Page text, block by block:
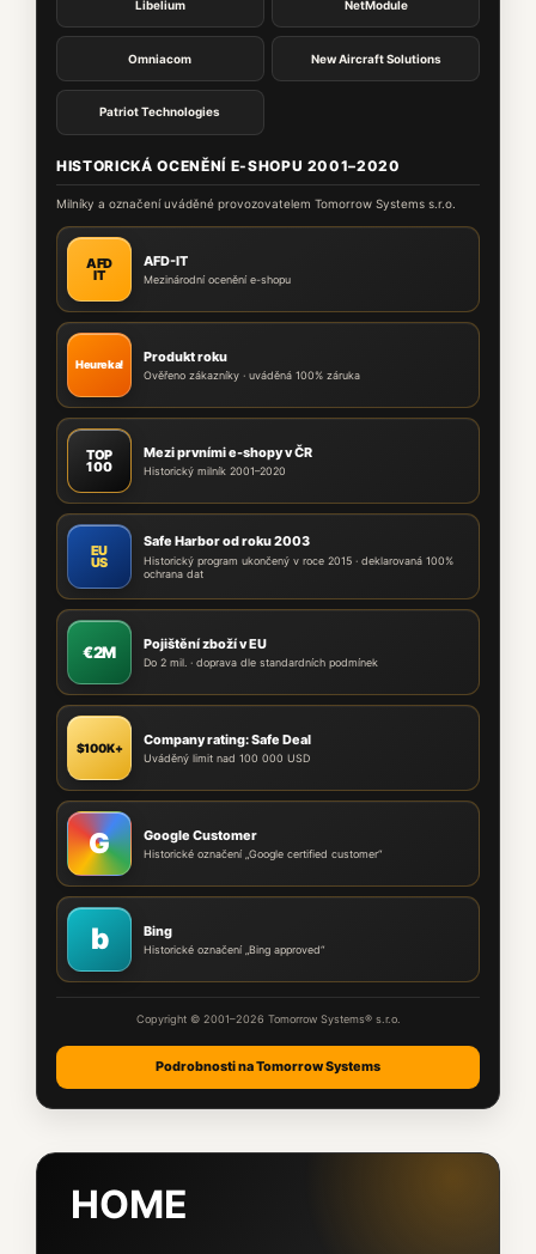
Libelium NetModule
Omniacom New Aircraft Solutions
Patriot Technologies
HISTORICKÁ OCENĚNÍ E-SHOPU 2001–2020
Milníky a označení uváděné provozovatelem Tomorrow Systems s.r.o.
AFD
IT
AFD-IT
Mezinárodní ocenění e-shopu
Heureka!
Produkt roku
Ověřeno zákazníky · uváděná 100% záruka
TOP
100
Mezi prvními e-shopy v ČR
Historický milník 2001–2020
EU
US
Safe Harbor od roku 2003
Historický program ukončený v roce 2015 · deklarovaná 100%
ochrana dat
€2M Pojištění zboží v EU
Do 2 mil. · doprava dle standardních podmínek
$100K+
Company rating: Safe Deal
Uváděný limit nad 100 000 USD
G Google Customer
Historické označení „Google certified customer“
b Bing
Historické označení „Bing approved“
Copyright © 2001–2026 Tomorrow Systems® s.r.o.
Podrobnosti na Tomorrow Systems
HOME